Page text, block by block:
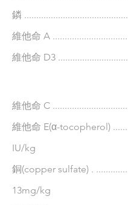
鏻
維他命 A
維他命 D3
維他命 C
維他命 E(α-tocopherol)
IU/kg
銅(copper sulfate) .
13mg/kg